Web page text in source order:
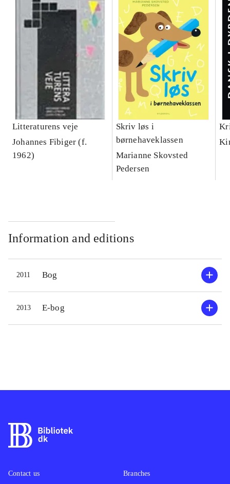
Litteraturens veje
Johannes Fibiger (f.
1962)
Skriv løs i
børnehaveklassen
Marianne Skovsted
Pedersen
Information and editions
2011 Bog
2013 E-bog
Contact us Branches